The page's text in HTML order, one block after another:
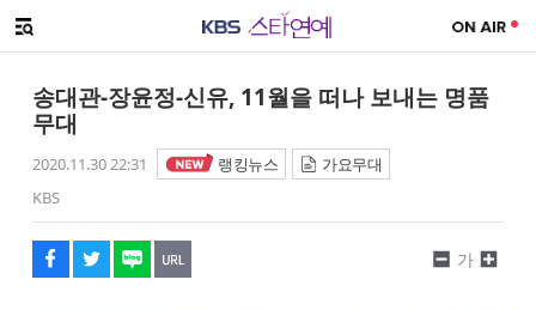
메뉴 열기
송대관-장윤정-신유, 11월을 떠나 보내는 명품
무대
2020.11.30 22:31 랭킹뉴스
가요무대
KBS
페이스북
트위터
네이버
URL복사
글씨 작게보기
가
글씨 크게보기